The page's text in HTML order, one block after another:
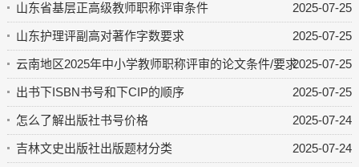
2025-07-25
山东省基层正高级教师职称评审条件
2025-07-25
山东护理评副高对著作字数要求
2025-07-25
云南地区2025年中小学教师职称评审的论文条件/要求
2025-07-25
出书下ISBN书号和下CIP的顺序
2025-07-24
怎么了解出版社书号价格
2025-07-24
吉林文史出版社出版题材分类